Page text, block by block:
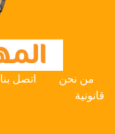
من نحن اتصل بنا
قانونية